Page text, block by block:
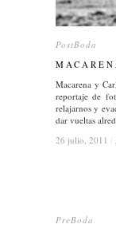
PostBoda
Macarena y
reportaje de
relajarnos y
dar vueltas
26 julio, 2011 /
PostBoda
26 julio, 2011 /
PreBoda
PreBoda